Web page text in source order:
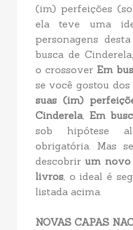
(im) perfeições
ela teve uma
personagens
busca de
o crossoverEm
se você gostou
suas (im)
Cinderela, Em
sob hipótese
obrigatória. Mas
descobrirum novo
livros, o ideal é
listada acima.
NOVAS CAPAS